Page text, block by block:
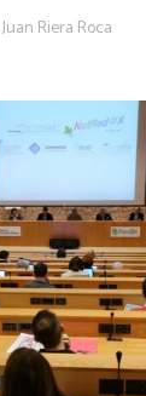
Juan Riera Roca